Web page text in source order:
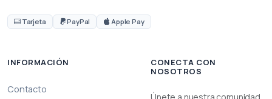
Tarjeta PayPal Apple Pay
INFORMACIÓN
Contacto
CONECTA CON
NOSOTROS